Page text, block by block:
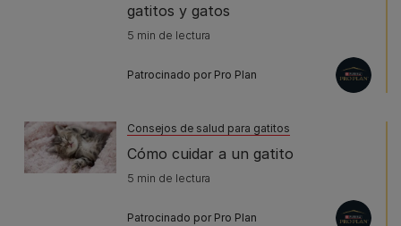
gatitos y gatos
5 min de lectura
Patrocinado por Pro Plan
Consejos de salud para gatitos
Cómo cuidar a un gatito
5 min de lectura
Patrocinado por Pro Plan